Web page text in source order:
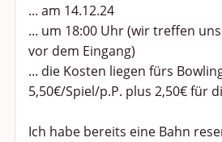
Kochen, Backen und Genießen
Anregungen und Support
Spiel, Spaß und Sinnlosigkeit
Gewicht reduzieren
... am 14.12.24
... um 18:00 Uhr (wir treffen
vor dem Eingang)
... die Kosten liegen fürs
5,50€/Spiel/p.P. plus 2,50€ für
Ich habe bereits eine Bahn